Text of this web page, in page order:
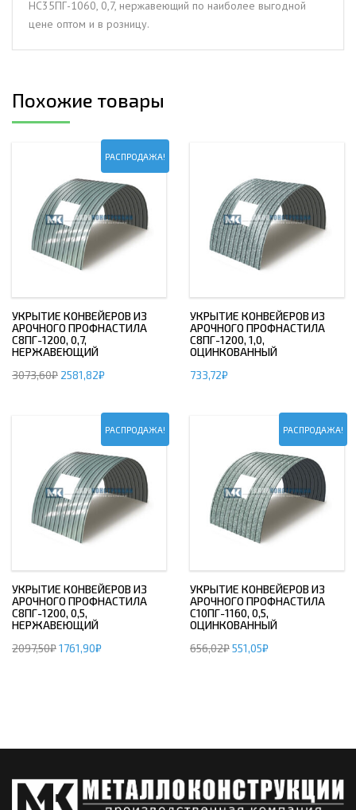
НС35ПГ-1060, 0,7, нержавеющий по наиболее выгодной
цене оптом и в розницу.
Похожие товары
РАСПРОДАЖА!
УКРЫТИЕ КОНВЕЙЕРОВ ИЗ
АРОЧНОГО ПРОФНАСТИЛА
С8ПГ-1200, 0,7,
НЕРЖАВЕЮЩИЙ
3073,60₽ 2581,82₽
УКРЫТИЕ КОНВЕЙЕРОВ ИЗ
АРОЧНОГО ПРОФНАСТИЛА
С8ПГ-1200, 1,0,
ОЦИНКОВАННЫЙ
733,72₽
РАСПРОДАЖА!
УКРЫТИЕ КОНВЕЙЕРОВ ИЗ
АРОЧНОГО ПРОФНАСТИЛА
С8ПГ-1200, 0,5,
НЕРЖАВЕЮЩИЙ
2097,50₽1761,90₽
РАСПРОДАЖА!
УКРЫТИЕ КОНВЕЙЕРОВ ИЗ
АРОЧНОГО ПРОФНАСТИЛА
С10ПГ-1160, 0,5,
ОЦИНКОВАННЫЙ
656,02₽551,05₽